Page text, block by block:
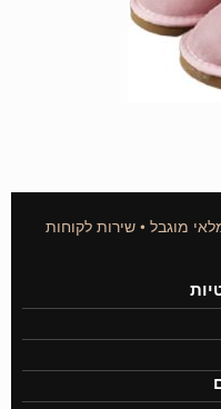
מוגבל • שירות לקוחות